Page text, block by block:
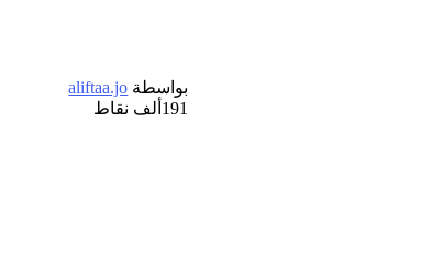
بواسطة aliftaa.jo
191ألف
نقاط